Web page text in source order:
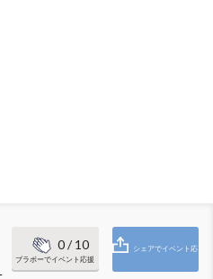
0/ 10
ブラボーでイベント応援
シェアでイベント応